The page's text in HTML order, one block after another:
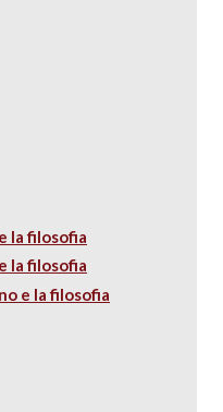
la filosofia
la filosofia
e la filosofia